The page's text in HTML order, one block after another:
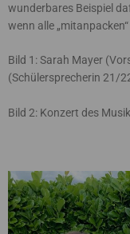
wunderbares Beispiel
wenn alle
Bild 1: Sarah Mayer
(Schülersprecherin 21/
Bild 2: Konzert des